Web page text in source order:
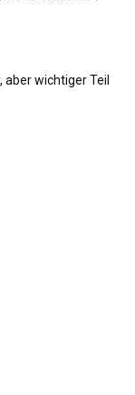
aber wichtiger Teil